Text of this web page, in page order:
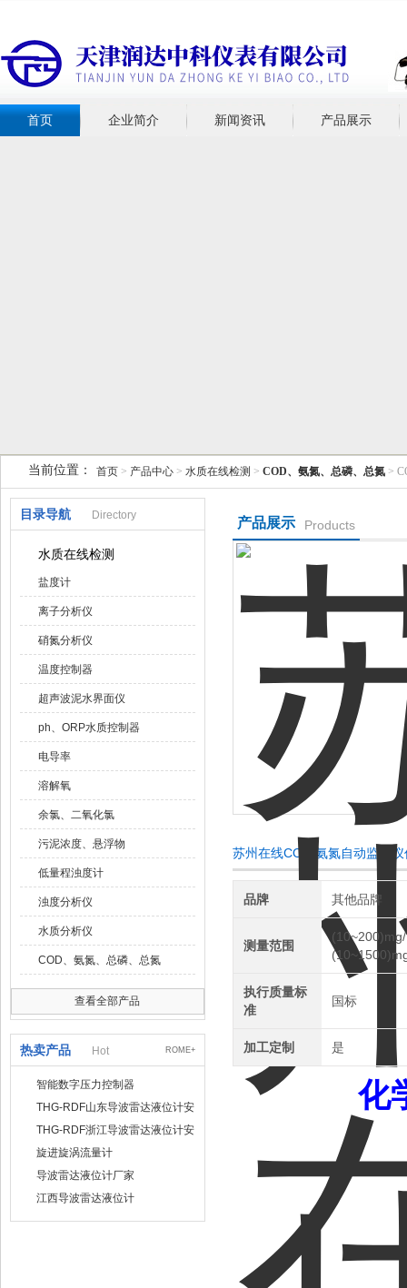
首页 企业简介 新闻资讯 产品展示
当前位置： 首页 > 产品中心 > 水质在线检测 > COD、氨氮、总磷、总氮 >
目录导航 Directory
水质在线检测
盐度计
离子分析仪
硝氮分析仪
温度控制器
超声波泥水界面仪
ph、ORP水质控制器
电导率
溶解氧
余氯、二氧化氯
污泥浓度、悬浮物
低量程浊度计
浊度分析仪
水质分析仪
COD、氨氮、总磷、总氮
查看全部产品
热卖产品 Hot ROME+
智能数字压力控制器
THG-RDF山东导波雷达液位计安
装方法
THG-RDF浙江导波雷达液位计安
装方法
旋进旋涡流量计
导波雷达液位计厂家
江西导波雷达液位计
产品展示 Products
苏州在线COD 氨氮自动监测
品牌 其他品牌
测量范围
执行质量标
准
国标
加工定制 是
化